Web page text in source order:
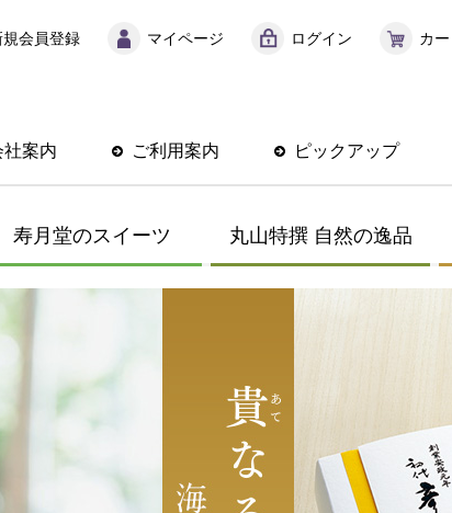
規会員登録 マイページ ログイン カ
社案内 ご利用案内 ピックアップ
寿月堂のスイーツ 丸山特撰 自然の逸品